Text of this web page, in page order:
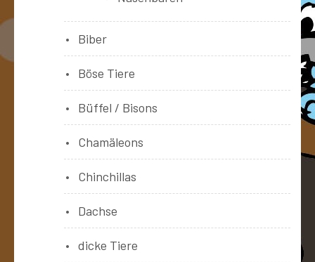
Biber
Böse Tiere
Büffel / Bisons
Chamäleons
Chinchillas
Dachse
dicke Tiere